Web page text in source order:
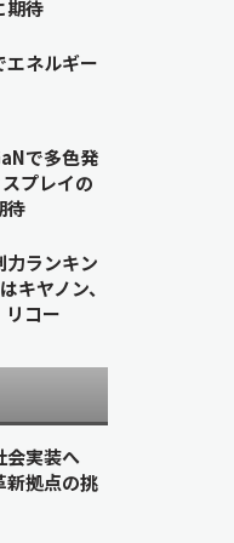
期待
エネルギー
で多色発
プレイの
待
力ランキン
ヤノン、
リコー
会実装へ
新拠点の挑